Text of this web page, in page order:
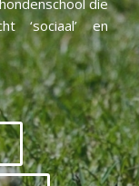
‘sociaal’ en